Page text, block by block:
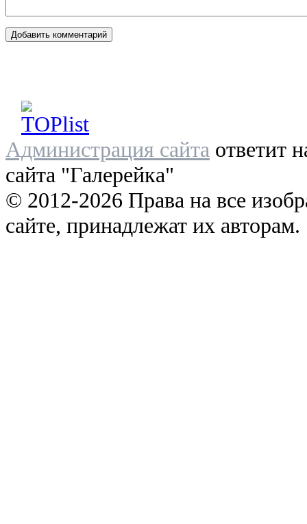
Администрация сайта ответит
сайта "Галерейка"
© 2012-2026 Права на все
сайте, принадлежат их авторам.